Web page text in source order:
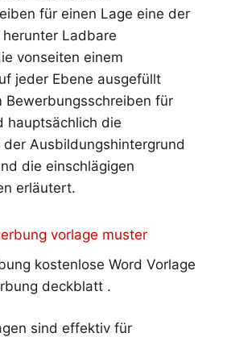
für einen Lage eine der
Ladbare
vonseiten einem
jeder Ebene ausgefüllt
Bewerbungsschreiben für
hauptsächlich die
Ausbildungshintergrund
die einschlägigen
erläutert.
kostenlose Word Vorlage
deckblatt .
sind effektiv für